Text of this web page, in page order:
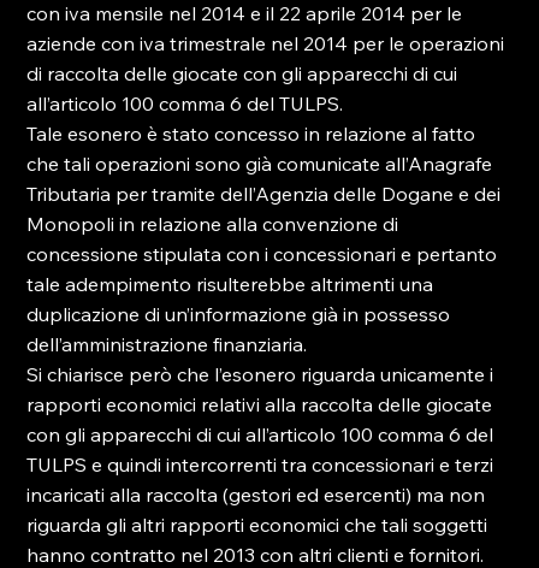
con iva mensile nel 2014 e il 22 aprile 2014 per le
aziende con iva trimestrale nel 2014 per le operazioni
di raccolta delle giocate con gli apparecchi di cui
all’articolo 100 comma 6 del TULPS.
Tale esonero è stato concesso in relazione al fatto
che tali operazioni sono già comunicate all’Anagrafe
Tributaria per tramite dell’Agenzia delle Dogane e dei
Monopoli in relazione alla convenzione di
concessione stipulata con i concessionari e pertanto
tale adempimento risulterebbe altrimenti una
duplicazione di un’informazione già in possesso
dell’amministrazione finanziaria.
Si chiarisce però che l’esonero riguarda unicamente i
rapporti economici relativi alla raccolta delle giocate
con gli apparecchi di cui all’articolo 100 comma 6 del
TULPS e quindi intercorrenti tra concessionari e terzi
incaricati alla raccolta (gestori ed esercenti) ma non
riguarda gli altri rapporti economici che tali soggetti
hanno contratto nel 2013 con altri clienti e fornitori.